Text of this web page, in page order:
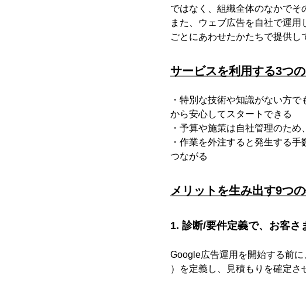
ではなく、組織全体のなかでそ
また、ウェブ広告を自社で運
ごとにあわせたかたちで提供し
サービスを利用する3つ
・特別な技術や知識がない方
から安心してスタートできる
・予算や施策は自社管理のた
・作業を外注すると発生する
つながる
メリットを生み出す9つ
1. 診断/要件定義で、お客
Google広告運用を開始する前
）を定義し、見積もりを確定さ